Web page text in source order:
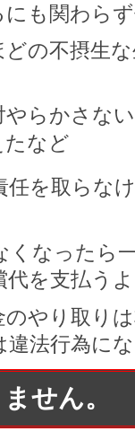
も関わら
の不摂生
らかさな
たなど
を取らな
くなったら
を支払う
やり取り
法行為に
せん。